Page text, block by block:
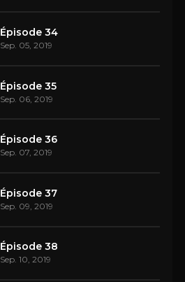
Épisode 34
Sep. 05, 2019
Épisode 35
Sep. 06, 2019
Épisode 36
Sep. 07, 2019
Épisode 37
Sep. 09, 2019
Épisode 38
Sep. 10, 2019